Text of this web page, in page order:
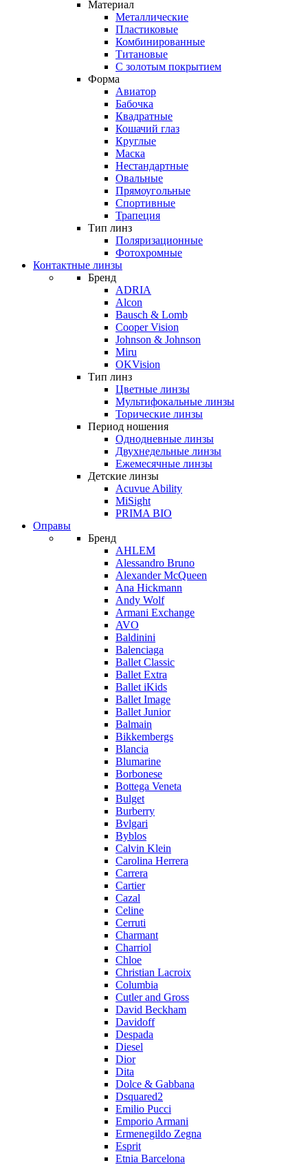
Материал
Металлические
Пластиковые
Комбинированные
Титановые
С золотым покрытием
Форма
Авиатор
Бабочка
Квадратные
Кошачий глаз
Круглые
Маска
Нестандартные
Овальные
Прямоугольные
Спортивные
Трапеция
Тип линз
Поляризационные
Фотохромные
Контактные линзы
Бренд
ADRIA
Alcon
Bausch & Lomb
Cooper Vision
Johnson & Johnson
Miru
OKVision
Тип линз
Цветные линзы
Мультифокальные линзы
Торические линзы
Период ношения
Однодневные линзы
Двухнедельные линзы
Ежемесячные линзы
Детские линзы
Acuvue Ability
MiSight
PRIMA BIO
Оправы
Бренд
AHLEM
Alessandro Bruno
Alexander McQueen
Ana Hickmann
Andy Wolf
Armani Exchange
AVO
Baldinini
Balenciaga
Ballet Classic
Ballet Extra
Ballet iKids
Ballet Image
Ballet Junior
Balmain
Bikkembergs
Blancia
Blumarine
Borbonese
Bottega Veneta
Bulget
Burberry
Bvlgari
Byblos
Calvin Klein
Carolina Herrera
Carrera
Cartier
Cazal
Celine
Cerruti
Charmant
Charriol
Chloe
Christian Lacroix
Columbia
Cutler and Gross
David Beckham
Davidoff
Despada
Diesel
Dior
Dita
Dolce & Gabbana
Dsquared2
Emilio Pucci
Emporio Armani
Ermenegildo Zegna
Esprit
Etnia Barcelona